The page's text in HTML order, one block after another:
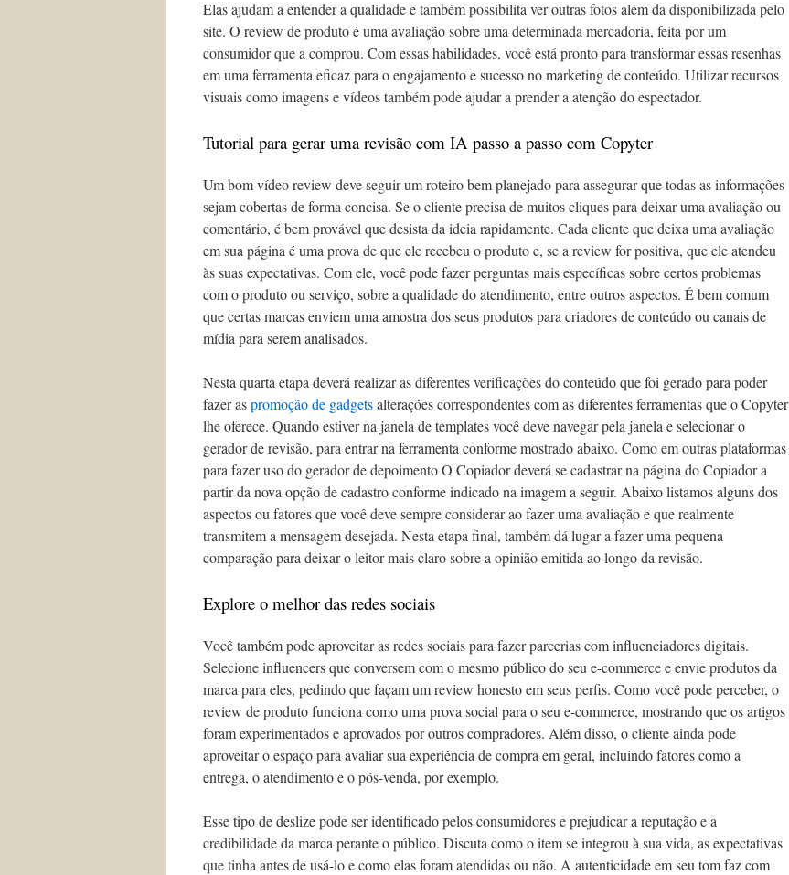
Elas ajudam a entender a qualidade e também possibilita ver outras fotos além da disponibilizada pelo
site. O review de produto é uma avaliação sobre uma determinada mercadoria, feita por um
consumidor que a comprou. Com essas habilidades, você está pronto para transformar essas resenhas
em uma ferramenta eficaz para o engajamento e sucesso no marketing de conteúdo. Utilizar recursos
visuais como imagens e vídeos também pode ajudar a prender a atenção do espectador.
Tutorial para gerar uma revisão com IA passo a passo com Copyter
Um bom vídeo review deve seguir um roteiro bem planejado para assegurar que todas as informações
sejam cobertas de forma concisa. Se o cliente precisa de muitos cliques para deixar uma avaliação ou
comentário, é bem provável que desista da ideia rapidamente. Cada cliente que deixa uma avaliação
em sua página é uma prova de que ele recebeu o produto e, se a review for positiva, que ele atendeu
às suas expectativas. Com ele, você pode fazer perguntas mais específicas sobre certos problemas
com o produto ou serviço, sobre a qualidade do atendimento, entre outros aspectos. É bem comum
que certas marcas enviem uma amostra dos seus produtos para criadores de conteúdo ou canais de
mídia para serem analisados.
Nesta quarta etapa deverá realizar as diferentes verificações do conteúdo que foi gerado para poder
fazer aspromoção de gadgetsalterações correspondentes com as diferentes ferramentas que o Copyter
lhe oferece. Quando estiver na janela de templates você deve navegar pela janela e selecionar o
gerador de revisão, para entrar na ferramenta conforme mostrado abaixo. Como em outras plataformas
para fazer uso do gerador de depoimento O Copiador deverá se cadastrar na página do Copiador a
partir da nova opção de cadastro conforme indicado na imagem a seguir. Abaixo listamos alguns dos
aspectos ou fatores que você deve sempre considerar ao fazer uma avaliação e que realmente
transmitem a mensagem desejada. Nesta etapa final, também dá lugar a fazer uma pequena
comparação para deixar o leitor mais claro sobre a opinião emitida ao longo da revisão.
Explore o melhor das redes sociais
Você também pode aproveitar as redes sociais para fazer parcerias com influenciadores digitais.
Selecione influencers que conversem com o mesmo público do seu e-commerce e envie produtos da
marca para eles, pedindo que façam um review honesto em seus perfis. Como você pode perceber, o
review de produto funciona como uma prova social para o seu e-commerce, mostrando que os artigos
foram experimentados e aprovados por outros compradores. Além disso, o cliente ainda pode
aproveitar o espaço para avaliar sua experiência de compra em geral, incluindo fatores como a
entrega, o atendimento e o pós-venda, por exemplo.
Esse tipo de deslize pode ser identificado pelos consumidores e prejudicar a reputação e a
credibilidade da marca perante o público. Discuta como o item se integrou à sua vida, as expectativas
que tinha antes de usá-lo e como elas foram atendidas ou não. A autenticidade em seu tom faz com